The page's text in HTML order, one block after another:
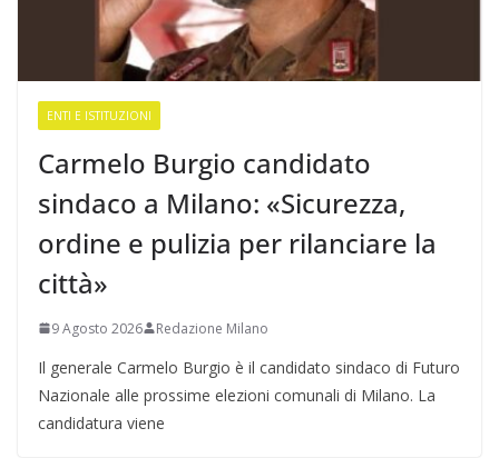
ENTI E ISTITUZIONI
Carmelo Burgio candidato
sindaco a Milano: «Sicurezza,
ordine e pulizia per rilanciare la
città»
9 Agosto 2026 Redazione Milano
Il generale Carmelo Burgio è il candidato sindaco di Futuro
Nazionale alle prossime elezioni comunali di Milano. La
candidatura viene